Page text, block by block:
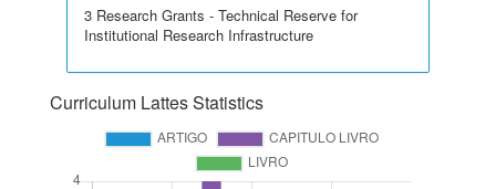
3 Research Grants - Technical Reserve for
Institutional Research Infrastructure
Curriculum Lattes Statistics